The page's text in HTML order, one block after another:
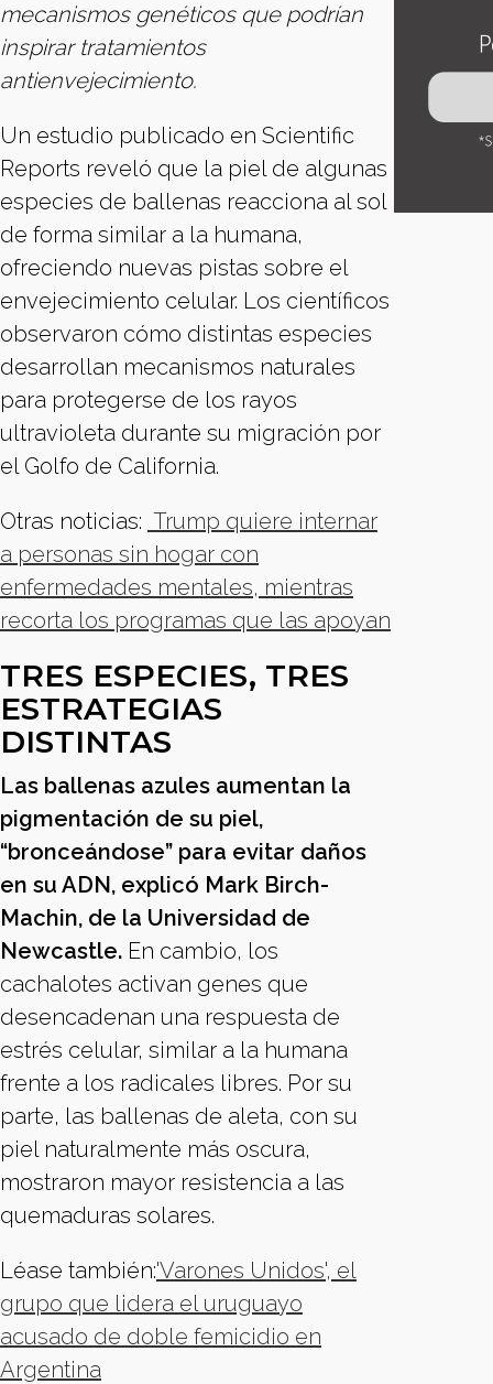
mecanismos genéticos que podrían
inspirar tratamientos
antienvejecimiento.
Un estudio publicado en Scientific
Reports reveló que la piel de algunas
especies de ballenas reacciona al sol
de forma similar a la humana,
ofreciendo nuevas pistas sobre el
envejecimiento celular. Los científicos
observaron cómo distintas especies
desarrollan mecanismos naturales
para protegerse de los rayos
ultravioleta durante su migración por
el Golfo de California.
Otras noticias: Trump quiere internar
a personas sin hogar con
enfermedades mentales, mientras
recorta los programas que las apoyan
TRES ESPECIES, TRES
ESTRATEGIAS
DISTINTAS
Las ballenas azules aumentan la
pigmentación de su piel,
“bronceándose” para evitar daños
en su ADN, explicó Mark Birch-
Machin, de la Universidad de
Newcastle. En cambio, los
cachalotes activan genes que
desencadenan una respuesta de
estrés celular, similar a la humana
frente a los radicales libres. Por su
parte, las ballenas de aleta, con su
piel naturalmente más oscura,
mostraron mayor resistencia a las
quemaduras solares.
Léase también:'Varones Unidos', el
grupo que lidera el uruguayo
acusado de doble femicidio en
Argentina